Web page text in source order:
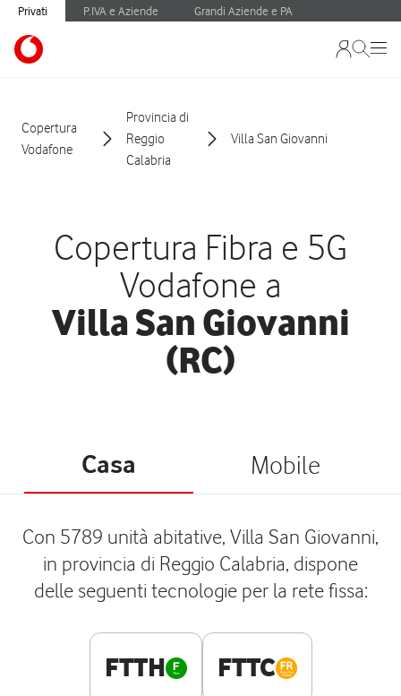
Privati P.IVA e Aziende Grandi Aziende e PA
Copertura
Vodafone
Provincia di
Reggio
Calabria
Villa San Giovanni
Copertura Fibra e 5G
Vodafone a
Villa San Giovanni
(RC)
Casa Mobile
Con 5789 unità abitative, Villa San Giovanni,
in provincia di Reggio Calabria, dispone
delle seguenti tecnologie per la rete fissa:
FTTH FTTC